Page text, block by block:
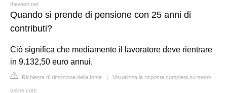
thewam.net
Quando si prende di pensione con 25 anni di
contributi?
Ciò significa che mediamente il lavoratore deve rientrare
in 9.132,50 euro annui.
Richiesta di rimozione della fonte | Visualizza la risposta completa su trend-
online.com